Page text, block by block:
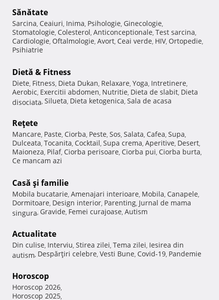
Sănătate
Sarcina, Ceaiuri, Inima, Psihologie, Ginecologie,
Stomatologie, Colesterol, Anticonceptionale, Test sarcina,
Cardiologie, Oftalmologie, Avort, Ceai verde, HIV, Ortopedie,
Psihiatrie
Dietă & Fitness
Diete, Fitness, Dieta Dukan, Relaxare, Yoga, Intretinere,
Aerobic, Exercitii abdomen, Nutritie, Dieta de slabit, Dieta
disociata, Silueta, Dieta ketogenica, Sala de acasa
Reţete
Mancare, Paste, Ciorba, Peste, Sos, Salata, Cafea, Supa,
Dulceata, Tocanita, Cocktail, Supa crema, Aperitive, Desert,
Maioneza, Pilaf, Ciorba perisoare, Ciorba pui, Ciorba burta,
Ce mancam azi
Casă şi familie
Mobila bucatarie, Amenajari interioare, Mobila, Canapele,
Dormitoare, Design interior, Parenting, Jurnal de mama
singura, Gravide, Femei curajoase, Autism
Actualitate
Din culise, Interviu, Stirea zilei, Tema zilei, Iesirea din
autism, Despărţiri celebre, Vesti Bune, Covid-19, Pandemie
Horoscop
Horoscop 2026,
Horoscop 2025,